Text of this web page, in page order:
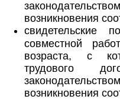
возникновения
свидетельские
совместной
возраста, с
трудового
возникновения